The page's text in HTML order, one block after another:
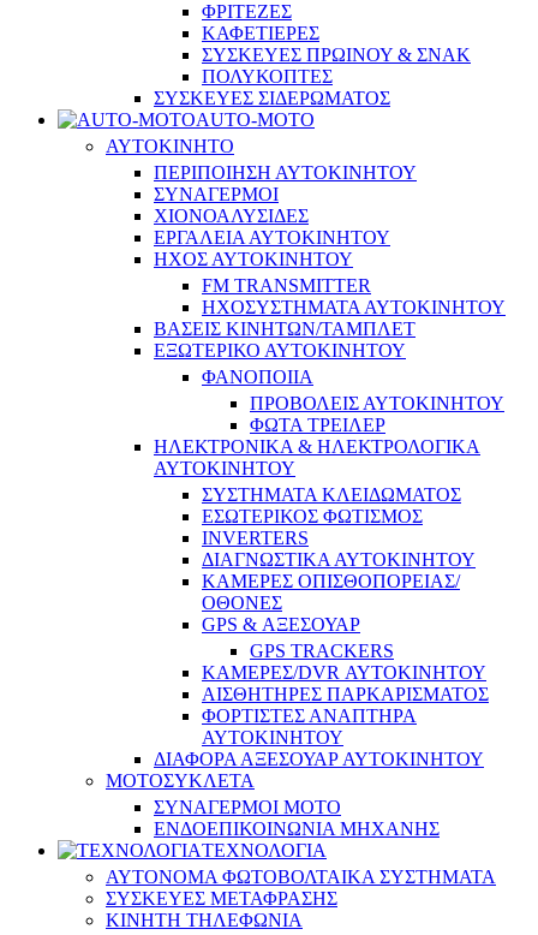
ΦΡΙΤΕΖΕΣ
ΚΑΦΕΤΙΕΡΕΣ
ΣΥΣΚΕΥΕΣ ΠΡΩΙΝΟΥ & ΣΝΑΚ
ΠΟΛΥΚΟΠΤΕΣ
ΣΥΣΚΕΥΕΣ ΣΙΔΕΡΩΜΑΤΟΣ
AUTO-MOTO
ΑΥΤΟΚΙΝΗΤΟ
ΠΕΡΙΠΟΙΗΣΗ ΑΥΤΟΚΙΝΗΤΟΥ
ΣΥΝΑΓΕΡΜΟΙ
ΧΙΟΝΟΑΛΥΣΙΔΕΣ
ΕΡΓΑΛΕΙΑ ΑΥΤΟΚΙΝΗΤΟΥ
ΗΧΟΣ ΑΥΤΟΚΙΝΗΤΟΥ
FM TRANSMITTER
ΗΧΟΣΥΣΤΗΜΑΤΑ ΑΥΤΟΚΙΝΗΤΟΥ
ΒΑΣΕΙΣ ΚΙΝΗΤΩΝ/ΤΑΜΠΛΕΤ
ΕΞΩΤΕΡΙΚΟ ΑΥΤΟΚΙΝΗΤΟΥ
ΦΑΝΟΠΟΙΙΑ
ΠΡΟΒΟΛΕΙΣ ΑΥΤΟΚΙΝΗΤΟΥ
ΦΩΤΑ ΤΡΕΙΛΕΡ
ΗΛΕΚΤΡΟΝΙΚΑ & ΗΛΕΚΤΡΟΛΟΓΙΚΑ
ΑΥΤΟΚΙΝΗΤΟΥ
ΣΥΣΤΗΜΑΤΑ ΚΛΕΙΔΩΜΑΤΟΣ
ΕΣΩΤΕΡΙΚΟΣ ΦΩΤΙΣΜΟΣ
INVERTERS
ΔΙΑΓΝΩΣΤΙΚΑ ΑΥΤΟΚΙΝΗΤΟΥ
ΚΑΜΕΡΕΣ ΟΠΙΣΘΟΠΟΡΕΙΑΣ/
ΟΘΟΝΕΣ
GPS & ΑΞΕΣΟΥΑΡ
GPS TRACKERS
ΚΑΜΕΡΕΣ/DVR ΑΥΤΟΚΙΝΗΤΟΥ
ΑΙΣΘΗΤΗΡΕΣ ΠΑΡΚΑΡΙΣΜΑΤΟΣ
ΦΟΡΤΙΣΤΕΣ ΑΝΑΠΤΗΡΑ
ΑΥΤΟΚΙΝΗΤΟΥ
ΔΙΑΦΟΡΑ ΑΞΕΣΟΥΑΡ ΑΥΤΟΚΙΝΗΤΟΥ
ΜΟΤΟΣΥΚΛΕΤΑ
ΣΥΝΑΓΕΡΜΟΙ ΜΟΤΟ
ΕΝΔΟΕΠΙΚΟΙΝΩΝΙΑ ΜΗΧΑΝΗΣ
ΤΕΧΝΟΛΟΓΙΑ
ΑΥΤΟΝΟΜΑ ΦΩΤΟΒΟΛΤΑΙΚΑ ΣΥΣΤΗΜΑΤΑ
ΣΥΣΚΕΥΕΣ ΜΕΤΑΦΡΑΣΗΣ
ΚΙΝΗΤΗ ΤΗΛΕΦΩΝΙΑ